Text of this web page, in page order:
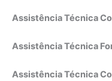
Assistência Técnica
Assistência Técnica
Assistência Técnica